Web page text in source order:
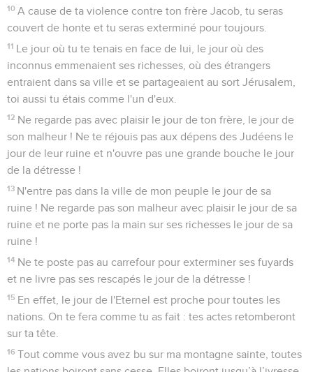
10 A cause de ta violence contre ton frère Jacob, tu seras
couvert de honte et tu seras exterminé pour toujours.
11 Le jour où tu te tenais en face de lui, le jour où des
inconnus emmenaient ses richesses, où des étrangers
entraient dans sa ville et se partageaient au sort Jérusalem,
toi aussi tu étais comme l'un d'eux.
12 Ne regarde pas avec plaisir le jour de ton frère, le jour de
son malheur ! Ne te réjouis pas aux dépens des Judéens le
jour de leur ruine et n'ouvre pas une grande bouche le jour
de la détresse !
13 N'entre pas dans la ville de mon peuple le jour de sa
ruine ! Ne regarde pas son malheur avec plaisir le jour de sa
ruine et ne porte pas la main sur ses richesses le jour de sa
ruine !
14 Ne te poste pas au carrefour pour exterminer ses fuyards
et ne livre pas ses rescapés le jour de la détresse !
15 En effet, le jour de l'Eternel est proche pour toutes les
nations. On te fera comme tu as fait : tes actes retomberont
sur ta tête.
16 Tout comme vous avez bu sur ma montagne sainte, toutes